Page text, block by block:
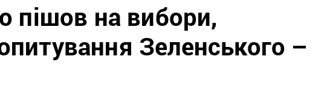
пішов на вибори,
Зеленського –